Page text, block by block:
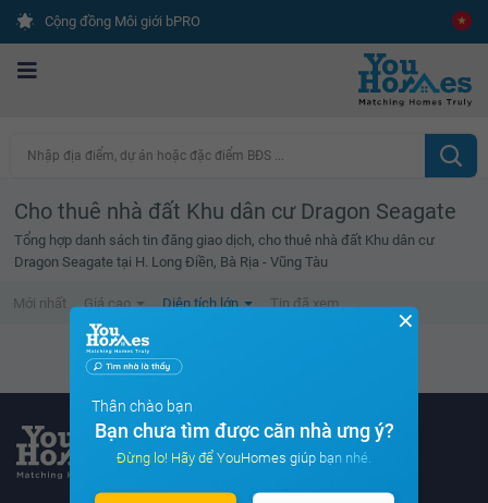
Cộng đồng Môi giới bPRO
Nhập địa điểm, dự án hoặc đặc điểm BĐS ...
Cho thuê nhà đất Khu dân cư Dragon Seagate
Tổng hợp danh sách tin đăng giao dịch, cho thuê nhà đất Khu dân cư
Dragon Seagate tại H. Long Điền, Bà Rịa - Vũng Tàu
Mới nhất Giá cao Diện tích lớn Tin đã xem
Không tìm thấy tin bất động sản nào
✕
Thân chào bạn
Bạn chưa tìm được căn nhà ưng ý?
Đừng lo! Hãy để YouHomes giúp bạn nhé.